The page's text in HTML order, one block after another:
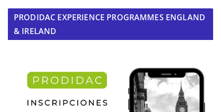
PRODIDAC EXPERIENCE PROGRAMMES ENGLAND
& IRELAND